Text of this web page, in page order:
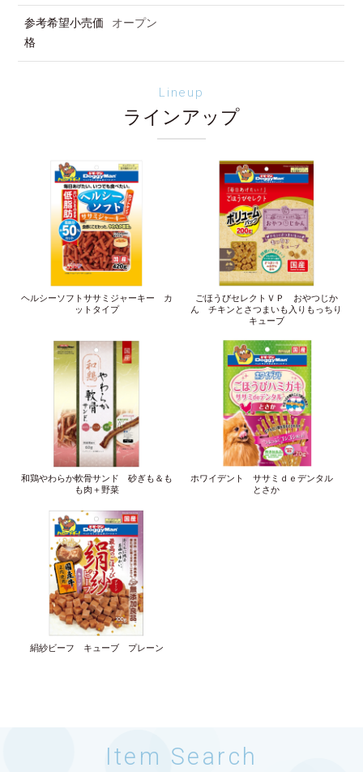
参考希望小売価
格
オープン
Lineup
ラインアップ
ヘルシーソフトササミジャーキー カ
ットタイプ
ごほうびセレクトＶＰ おやつじか
ん チキンとさつまいも入りもっちり
キューブ
和鶏やわらか軟骨サンド 砂ぎも＆も
も肉＋野菜
ホワイデント ササミｄｅデンタル
とさか
絹紗ビーフ キューブ プレーン
Item Search